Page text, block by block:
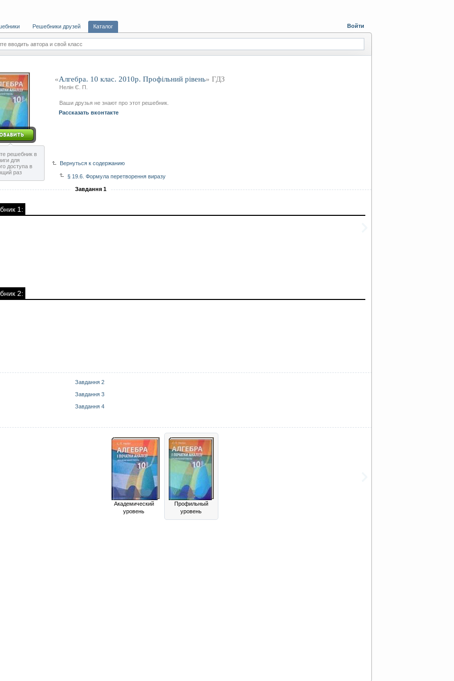
Решебники друзей Каталог Войти
вводить автора и свой класс
решебник в
для
доступа в
раз
«Алгебра. 10 клас. 2010р. Профільний рівень» ГДЗ
Нелін Є. П.
Ваши друзья не знают про этот решебник.
Рассказать вконтакте
Вернуться к содержанию
§ 19.6. Формула перетворення виразу
Завдання 1
1:
2:
Завдання 2
Завдання 3
Завдання 4
Академический
уровень
Профильный
уровень